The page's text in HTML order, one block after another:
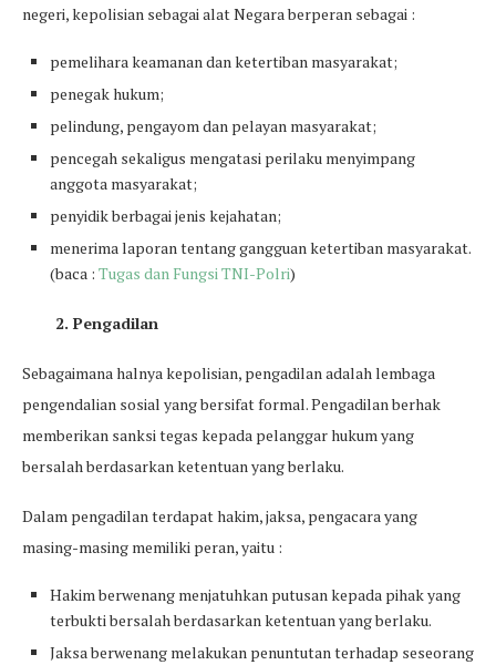
negeri, kepolisian sebagai alat Negara berperan sebagai :
pemelihara keamanan dan ketertiban masyarakat;
penegak hukum;
pelindung, pengayom dan pelayan masyarakat;
pencegah sekaligus mengatasi perilaku menyimpang
anggota masyarakat;
penyidik berbagai jenis kejahatan;
menerima laporan tentang gangguan ketertiban masyarakat.
(baca : Tugas dan Fungsi TNI-Polri)
2. Pengadilan
Sebagaimana halnya kepolisian, pengadilan adalah lembaga
pengendalian sosial yang bersifat formal. Pengadilan berhak
memberikan sanksi tegas kepada pelanggar hukum yang
bersalah berdasarkan ketentuan yang berlaku.
Dalam pengadilan terdapat hakim, jaksa, pengacara yang
masing-masing memiliki peran, yaitu :
Hakim berwenang menjatuhkan putusan kepada pihak yang
terbukti bersalah berdasarkan ketentuan yang berlaku.
Jaksa berwenang melakukan penuntutan terhadap seseorang